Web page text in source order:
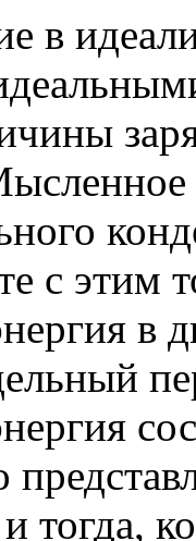
в
с этим
в
тогда,